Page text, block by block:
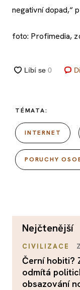
negativní dopad,“
foto: Profimedia,
TÉMATA:
INTERNET
PORUCHY
nejčtenější
CIVILIZACE
Černí hobiti?
odmítá
obsazování